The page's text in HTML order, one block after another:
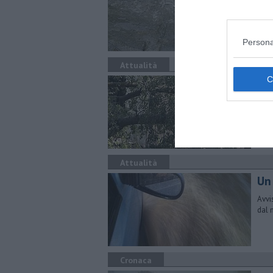
Attualità
Attualità
dal
Cronaca